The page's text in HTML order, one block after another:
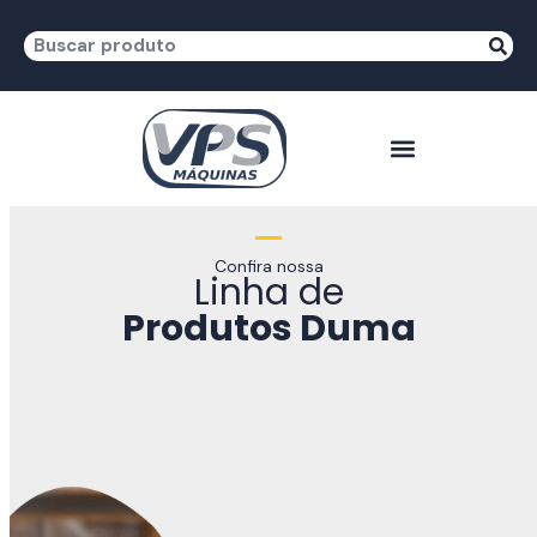
Confira nossa
Linha de
Produtos Duma